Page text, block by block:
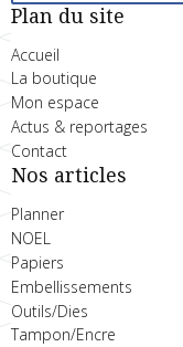
Plan du site
Accueil
La boutique
Mon espace
Actus & reportages
Contact
Nos articles
Planner
NOEL
Papiers
Embellissements
Outils/Dies
Tampon/Encre